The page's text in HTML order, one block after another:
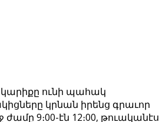
կարիքը ունի պահակ
կրնան իրենց գրաւոր
9։00-էն 12։00, թուականէս